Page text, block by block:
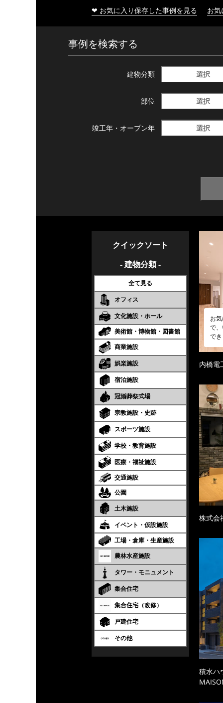
❤ お気に入り保存した事例を見る お
事例を検索する
建物分類 選択
部位 選択
竣工年・ オープン年 選択
クイックソート
- 建物分類 -
全て見る
オフィス
文化施設・ホール
美術館・博物館・図書館
商業施設
娯楽施設
宿泊施設
冠婚葬祭式場
宗教施設・史跡
スポーツ施設
学校・教育施設
医療・福祉施設
交通施設
公園
土木施設
イベント・仮設施設
工場・倉庫・生産施設
農林水産施設
タワー・モニュメント
集合住宅
集合住宅（改修）
戸建住宅
その他
お
で
で
内橋電
株式会
積水